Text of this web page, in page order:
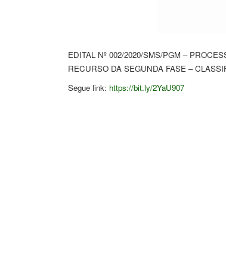
EDITAL Nº 002/2020/SMS/PGM –
RECURSO DA SEGUNDA FASE –
Segue link: https://bit.ly/2YaU907